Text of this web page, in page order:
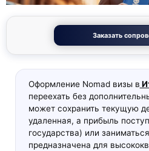
Заказать
Оформление Nomad визы в
переехать без
может сохранить текущую
удаленная, а прибыль
государства) или
предназначена для